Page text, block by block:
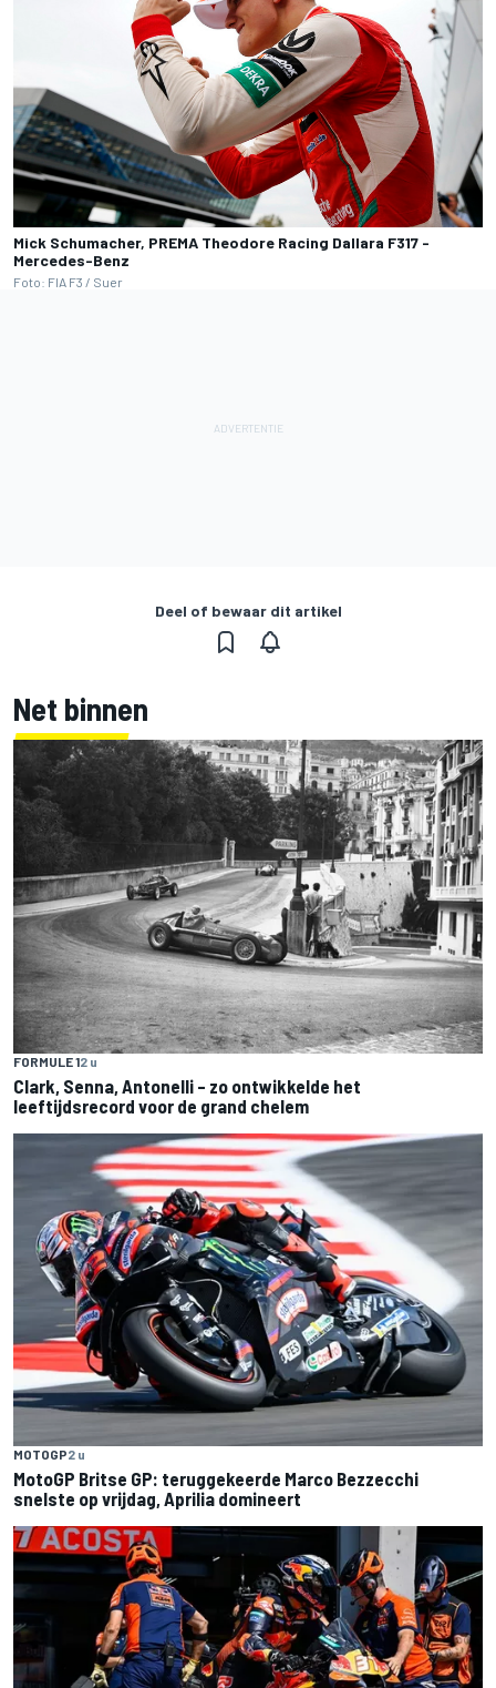
Mick Schumacher, PREMA Theodore Racing Dallara F317 -
Mercedes-Benz
Foto: FIA F3 / Suer
Deel of bewaar dit artikel
Net binnen
FORMULE 12 u
Clark, Senna, Antonelli – zo ontwikkelde het
leeftijdsrecord voor de grand chelem
MOTOGP2 u
MotoGP Britse GP: teruggekeerde Marco Bezzecchi
snelste op vrijdag, Aprilia domineert